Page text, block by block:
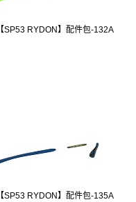
【SP53 RYDON】配件包-132A
【SP53 RYDON】配件包-135A